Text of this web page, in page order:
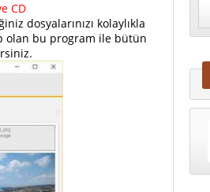
CD
dosyalarınızı kolaylıkla
olan bu program ile bütün